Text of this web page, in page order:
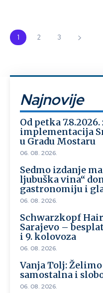
1 2 3
Najnovije
Od petka
implementacija
u Gradu Mostaru
06. 08. 2026.
Sedmo izdanje
ljubuška vina“
gastronomiju i
06. 08. 2026.
Schwarzkopf
Sarajevo –
i 9. kolovoza
06. 08. 2026.
Vanja Tolj:
samostalna i
06. 08. 2026.